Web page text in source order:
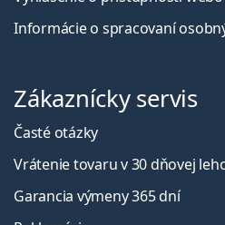
Informácie o spracovaní
Zákaznícky servis
Časté otázky
Vrátenie tovaru v 30 dňovej
Garancia výmeny 365 dní